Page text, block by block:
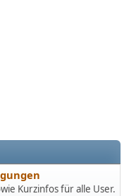
Kurzinfos für alle User.